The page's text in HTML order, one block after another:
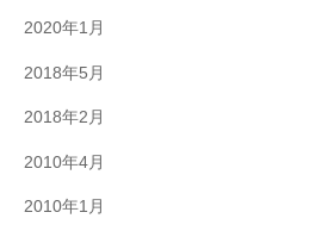
2020年1月
2018年5月
2018年2月
2010年4月
2010年1月